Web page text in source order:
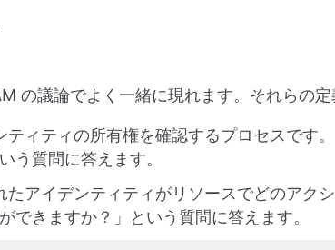
の議論でよく一緒に現れます。それらの定
ティティの所有権を確認するプロセスです
う質問に答えます。
たアイデンティティがリソースでどのアク
できますか？」という質問に答えます。